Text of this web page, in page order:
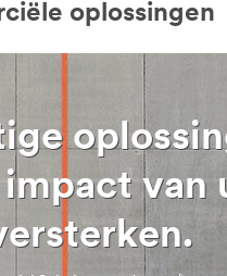
oplossingen
van